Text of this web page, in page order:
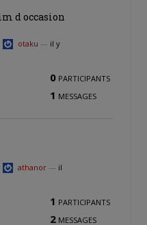
d occasion
otaku — il y
0 PARTICIPANTS
1 MESSAGES
athanor — il
1 PARTICIPANTS
2 MESSAGES